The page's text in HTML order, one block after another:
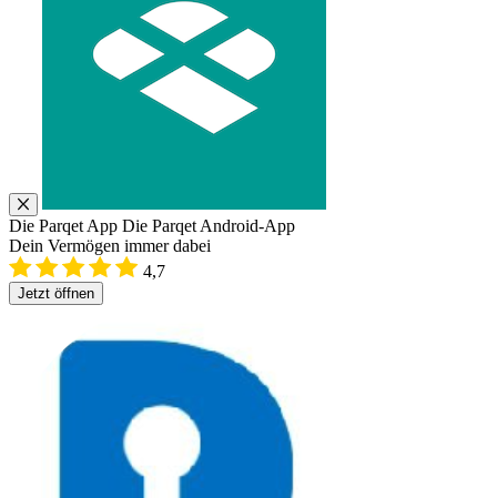
Die Parqet App Die Parqet Android-App
Dein Vermögen immer dabei
4,7
Jetzt öffnen